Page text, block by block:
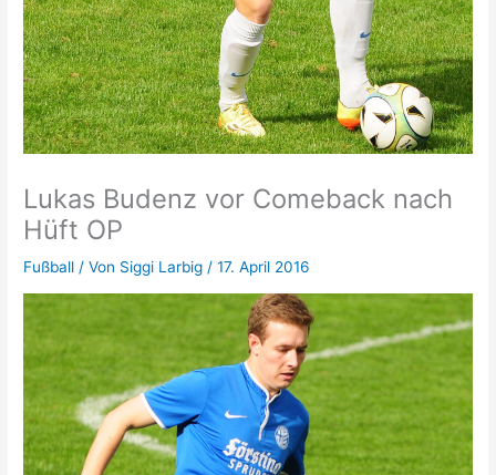
Lukas Budenz vor Comeback nach
Hüft OP
Fußball / Von Siggi Larbig /17. April 2016